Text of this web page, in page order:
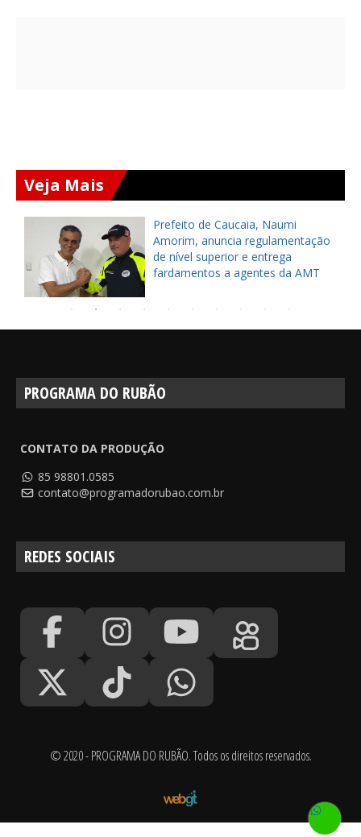
Veja Mais
Prefeito de Caucaia, Naumi
Amorim, anuncia regulamentação
de nível superior e entrega
fardamentos a agentes da AMT
PROGRAMA DO RUBÃO
CONTATO DA PRODUÇÃO
85 98801.0585
contato@programadorubao.com.br
REDES SOCIAIS
© 2020 - PROGRAMA DO RUBÃO. Todos os direitos reservados.